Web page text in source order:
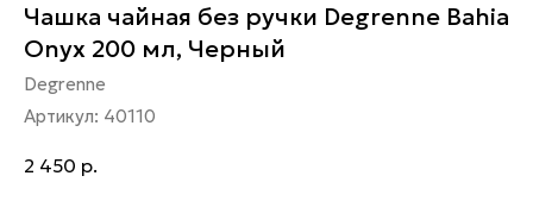
Чашка чайная без ручки Degrenne Bahia
Onyx 200 мл, Черный
Degrenne
Артикул: 40110
2 450 р.